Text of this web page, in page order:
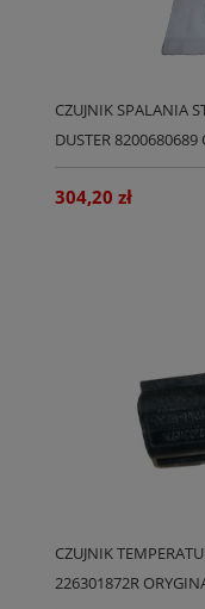
CZUJNIK SPALANIA
DUSTER 8200680689
304,20 zł
CZUJNIK
226301872R